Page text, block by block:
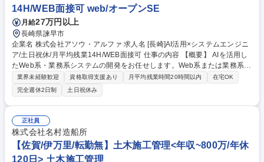
14H/WEB面接可 web/オープンSE
月給27万円以上
長崎県諫早市
企業名 株式会社アソウ・アルファ 求人名 [長崎]AI活用×システムエンジニ
ア/土日祝休/月平均残業14H/WEB面接可 仕事の内容 【概要】 AIを活用し
たWeb系・業務系システムの開発をお任せします。Web系または業務系の
開発経験を活かして、最先端の技術に挑戦できます。 【案件例】 ロボッ
トの見守りシステム（Java） 製造業向け採算管理システム（Java、Reac
t） 自社内向け採用管理システム 等 ※自社拠点での勤務想定、スキルによ
ってはお客様先案件も検討 ※業務内容の将来的な変更範囲：当社業務全般
募集職種 [長崎]AI活用×システムエンジニア/土日祝休/月平均残業14H/WEB
面接可
業界未経験歓迎 資格取得支援あり 月平均残業時間20時間以内
在宅OK
完全週休2日制
土日祝休み
正社員
株式会社名村造船所
【佐賀/伊万里/転勤無】土木施工管理<年収~800万/年休
120日> 土木施工管理